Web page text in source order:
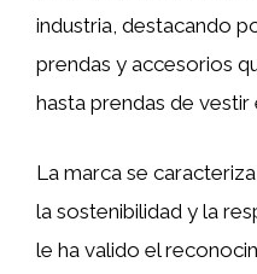
industria, destacando
prendas y accesorios
hasta prendas de vestir
La marca se
la sostenibilidad y la
le ha valido el